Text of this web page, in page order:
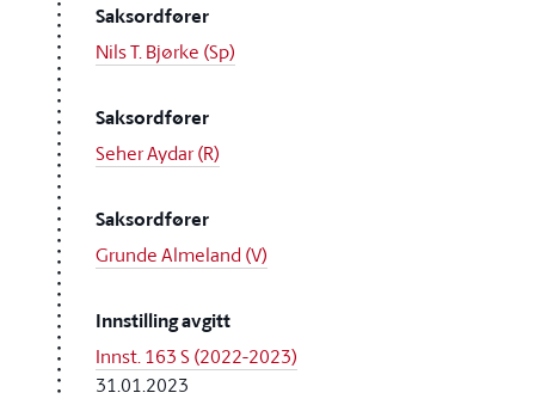
Saksordfører
Nils T. Bjørke (Sp)
Saksordfører
Seher Aydar (R)
Saksordfører
Grunde Almeland (V)
Innstilling avgitt
Innst. 163 S (2022-2023)
31.01.2023